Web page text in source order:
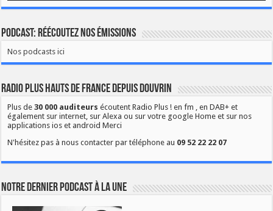
Podcast: Réécoutez nos émissions
Nos podcasts ici
Radio Plus Hauts de France depuis Douvrin
Plus de30 000 auditeurs écoutent Radio Plus ! en fm , en DAB+ et
également sur internet, sur Alexa ou sur votre google Home et sur nos
applications ios et android Merci
N'hésitez pas à nous contacter par téléphone au 09 52 22 22 07
Notre dernier podcast à la une